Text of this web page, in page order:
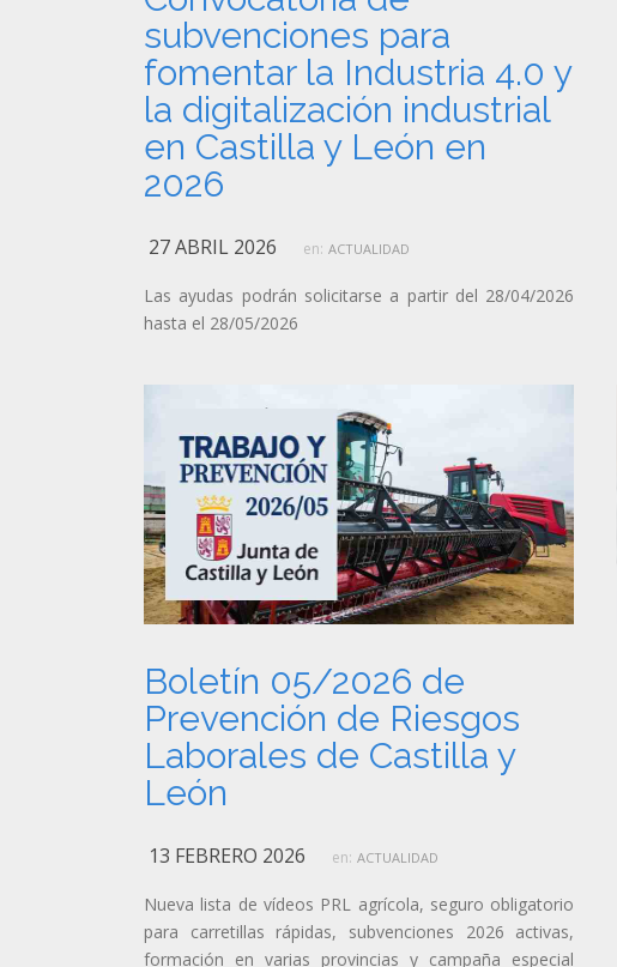
subvenciones para
fomentar la Industria 4.0 y
la digitalización industrial
en Castilla y León en
2026
27 ABRIL 2026 en: ACTUALIDAD
Las ayudas podrán solicitarse a partir del 28/04/2026
hasta el 28/05/2026
Boletín 05/2026 de
Prevención de Riesgos
Laborales de Castilla y
León
13 FEBRERO 2026 en: ACTUALIDAD
Nueva lista de vídeos PRL agrícola, seguro obligatorio
para carretillas rápidas, subvenciones 2026 activas,
formación en varias provincias y campaña especial